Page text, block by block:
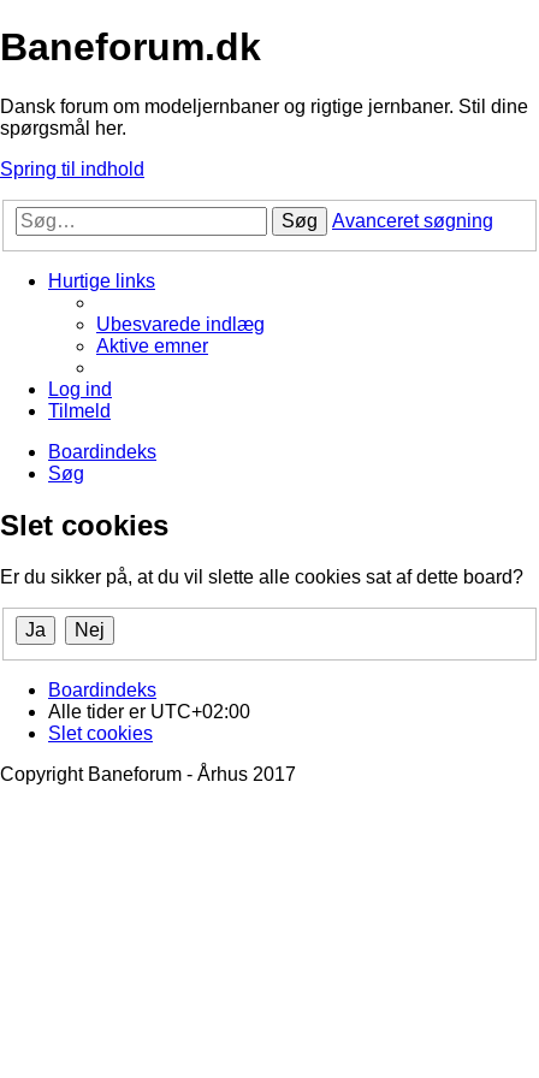
Baneforum.dk
Dansk forum om modeljernbaner og rigtige jernbaner. Stil dine
spørgsmål her.
Spring til indhold
Søg Avanceret søgning
Hurtige links
Ubesvarede indlæg
Aktive emner
Log ind
Tilmeld
Boardindeks
Søg
Slet cookies
Er du sikker på, at du vil slette alle cookies sat af dette board?
Boardindeks
Alle tider er UTC+02:00
Slet cookies
Copyright Baneforum - Århus 2017